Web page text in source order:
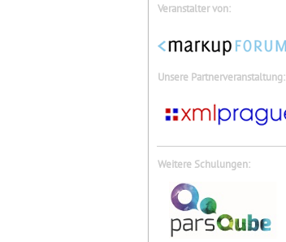
Veranstalter von:
Unsere Partnerveranstaltung:
Weitere Schulungen: